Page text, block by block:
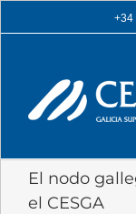
to
+34
El nodo
el CESGA